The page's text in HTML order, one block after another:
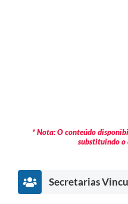
* Nota: O conteúdo
substituindo
Secretarias